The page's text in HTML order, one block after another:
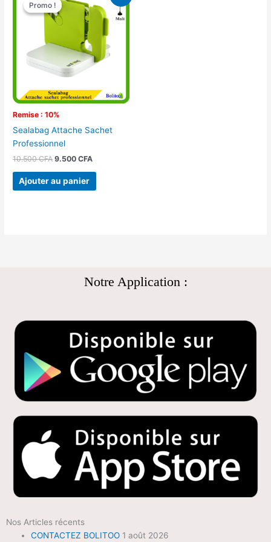
Promo !
Remise : 10%
Promo !
Sealabag Attache Sachet
Professionnel
10.500CFA
initial
était :
10.500 CFA.
9.500CFA
actuel
est :
9.500 CFA.
Ajouter au panier
Notre Application :
Nos Articles récents
CONTACTEZ BOLITOO 1 août 2026